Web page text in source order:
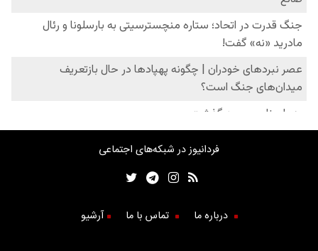
فردانیوز در شبکه‌های اجتماعی
درباره ما تماس با ما آرشیو